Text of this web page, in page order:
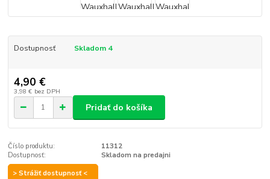
Dostupnosť Skladom 4
4,90 €
3,98 € bez DPH
Pridať do košíka
Číslo produktu:
11312
Dostupnosť:
Skladom na predajni
> Strážiť dostupnosť <